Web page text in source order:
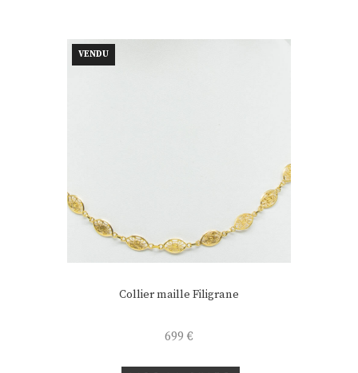
VENDU
Collier maille Filigrane
699 €